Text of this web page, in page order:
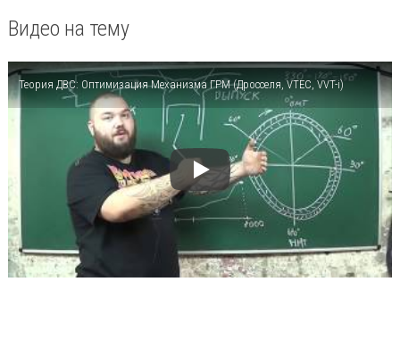
Видео на тему
Теория ДВС: Оптимизация Механизма ГРМ (Дросселя, VTEC, VVT-i)